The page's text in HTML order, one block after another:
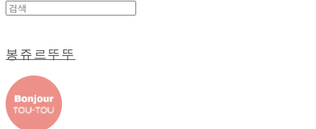
봉쥬르뚜뚜